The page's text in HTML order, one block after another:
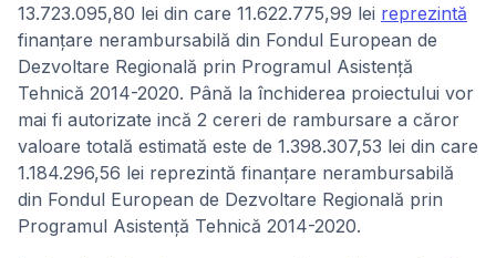
13.723.095,80 lei din care 11.622.775,99 lei reprezintă
finanțare nerambursabilă din Fondul European de
Dezvoltare Regională prin Programul Asistență
Tehnică 2014-2020. Până la închiderea proiectului vor
mai fi autorizate incă 2 cereri de rambursare a căror
valoare totală estimată este de 1.398.307,53 lei din care
1.184.296,56 lei reprezintă finanțare nerambursabilă
din Fondul European de Dezvoltare Regională prin
Programul Asistență Tehnică 2014-2020.